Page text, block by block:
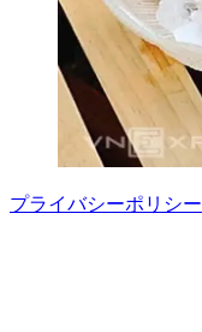
プライバシーポリシー